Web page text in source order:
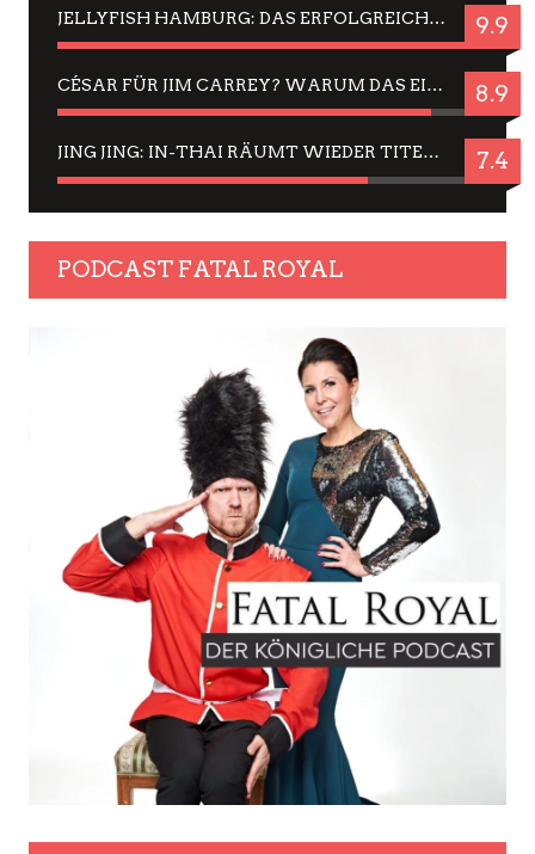
JELLYFISH HAMBURG: DAS ERFOLGREICHE SOMMER-MENÜ 2025 IN GEFÜHLEN UND BILDERN 9.9
CÉSAR FÜR JIM CARREY? WARUM DAS EINER DER NERVIGSTEN ACTORS IST UND BLEIBT 8.9
JING JING: IN-THAI RÄUMT WIEDER TITEL AB – EIN ZWEI-STUNDEN-ERLEBNISBERICHT 7.4
PODCAST FATAL ROYAL